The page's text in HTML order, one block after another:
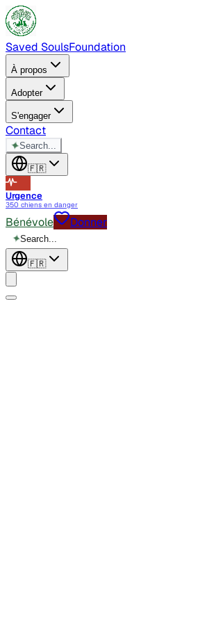
Saved SoulsFoundation
À propos
Adopter
S'engager
Contact
✦Search...
🇫🇷
Urgence
350 chiens en danger
Bénévole Donner
✦Search...
🇫🇷